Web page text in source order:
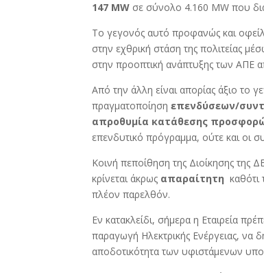
147 MW σε σύνολο 4.160 MW που
Tο γεγονός αυτό προφανώς και
στην εχθρική στάση της πολιτείας
στην προοπτική ανάπτυξης των ΑΠΕ
Από την άλλη είναι απορίας άξιο το
πραγματοποίησηεπενδύσεων/
απροθυμία κατάθεσης
επενδυτικό πρόγραμμα, ούτε και οι
Κοινή πεποίθηση της Διοίκησης
κρίνεται άκρως απαραίτητη
πλέον παρελθόν.
Εν κατακλείδι, σήμερα η Εταιρεία
παραγωγή Ηλεκτρικής Ενέργειας, να
αποδοτικότητα των υφιστάμενων